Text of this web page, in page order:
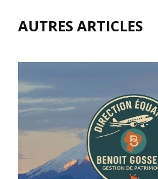
AUTRES ARTICLES